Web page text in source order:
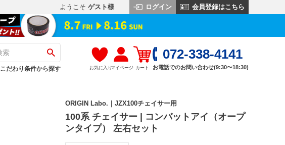
ようこそ ゲスト様 ログイン 会員登録はこちら
こだわり条件から探す お気に入りマイページ カート
072-338-4141
お電話でのお問い合わせ(9:30〜18:30)
ORIGIN Labo.｜JZX100チェイサー用
100系 チェイサー | コンバットアイ（オープ
ンタイプ） 左右セット